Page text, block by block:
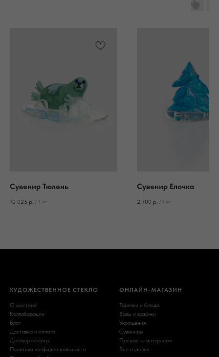
Сувенир Тюлень
10 025 р. / 1 шт
Сувенир Елочка
2 700 р. / 1 шт
ХУДОЖЕСТВЕННОЕ СТЕКЛО
О мастере
Коллаборации
Блог
Доставка и оплата
Договор оферты
Политика конфиденциальности
ОНЛАЙН-МАГАЗИН
Тарелки и блюда
Вазы и вазочки
Украшения
Сувениры
Предметы интерьера
Все изделия